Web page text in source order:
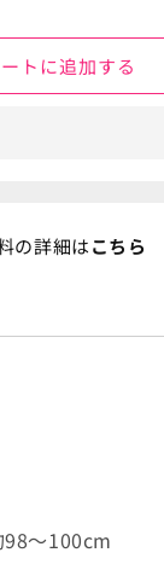
トに追加する
の詳細はこちら
～100cm